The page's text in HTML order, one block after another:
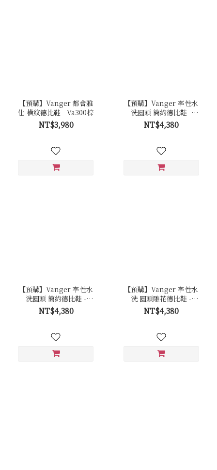
【預購】Vanger 都會雅
仕 橫紋德比鞋 - Va300棕
NT$3,980
【預購】Vanger 率性水
洗圓頭 簡約德比鞋 -
Va302黑
NT$4,380
【預購】Vanger 率性水
洗圓頭 簡約德比鞋 -
Va302咖
NT$4,380
【預購】Vanger 率性水
洗 圓頭雕花德比鞋 -
Va298咖
NT$4,380